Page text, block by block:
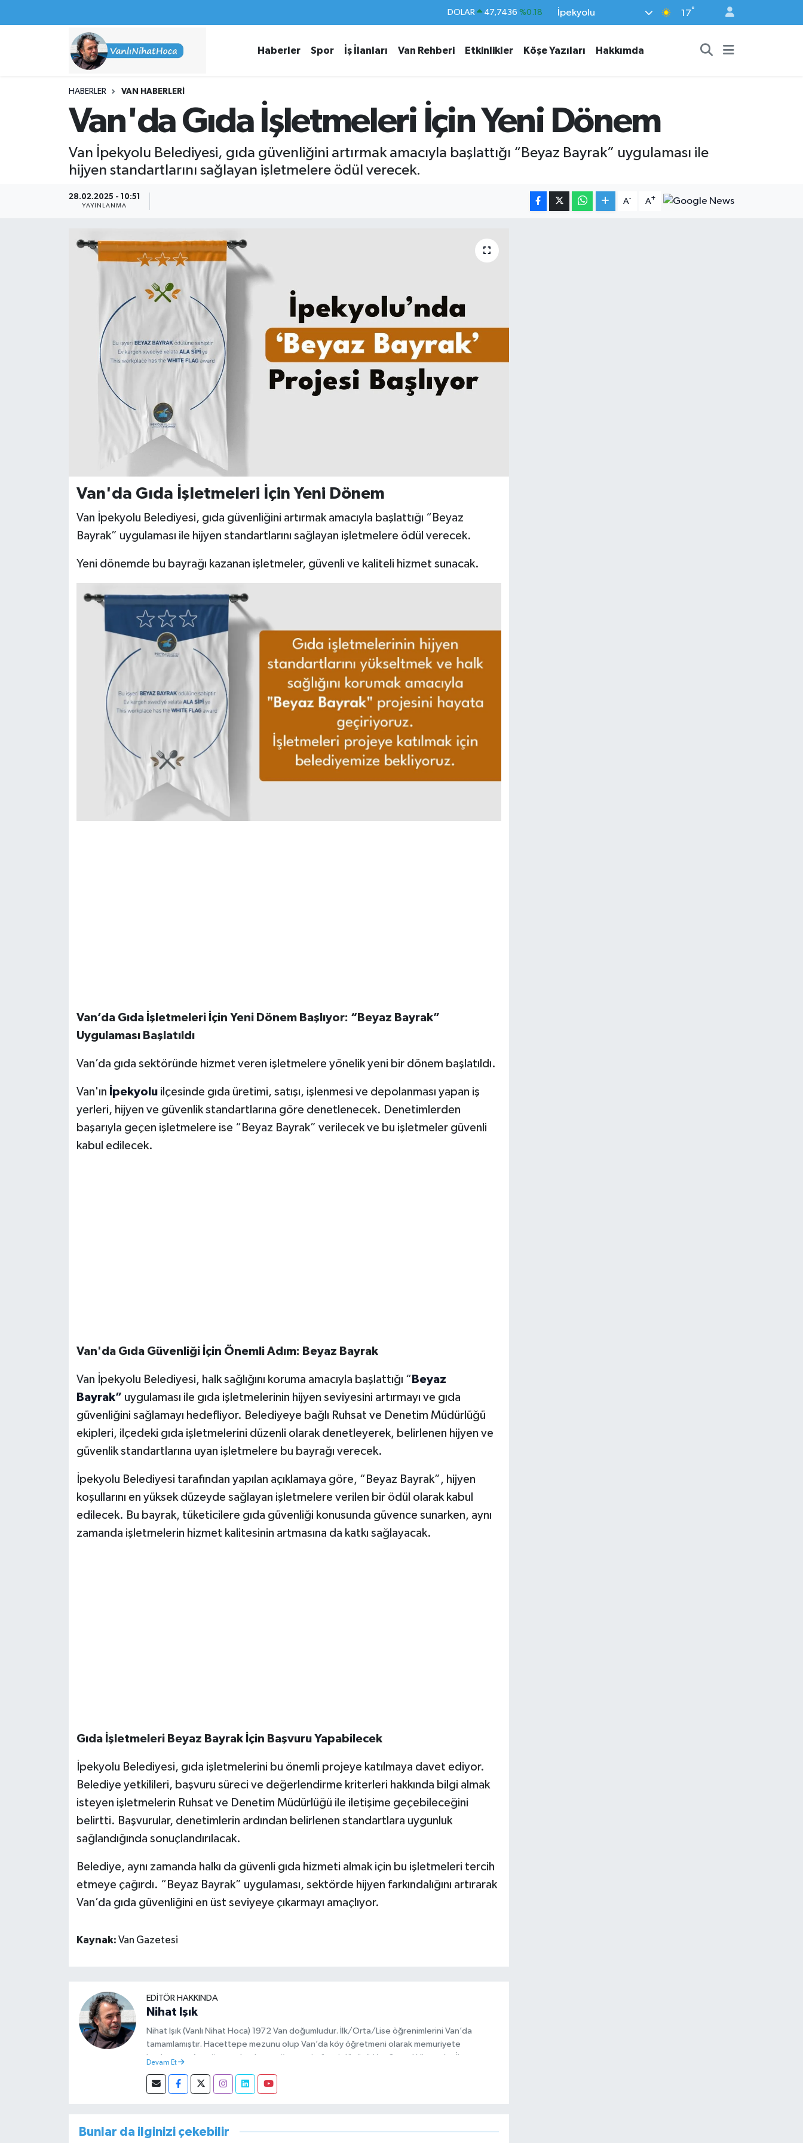
DOLAR 47,7436 %0.18
STERLİN 64,4811 %0.38
BITCOIN 64.960,21 %0.87
İpekyolu 17°
Haberler Spor İş İlanları Van Rehberi Etkinlikler Köşe Yazıları Hakkımda
HABERLER VAN HABERLERI
Van'da Gıda İşletmeleri İçin Yeni Dönem
Van İpekyolu Belediyesi, gıda güvenliğini artırmak amacıyla başlattığı “Beyaz Bayrak” uygulaması ile
hijyen standartlarını sağlayan işletmelere ödül verecek.
28.02.2025 - 10:51
YAYINLANMA
A- A+
Van'da Gıda İşletmeleri İçin Yeni Dönem
Van İpekyolu Belediyesi, gıda güvenliğini artırmak amacıyla başlattığı “Beyaz
Bayrak” uygulaması ile hijyen standartlarını sağlayan işletmelere ödül verecek.
Yeni dönemde bu bayrağı kazanan işletmeler, güvenli ve kaliteli hizmet sunacak.
Van’da Gıda İşletmeleri İçin Yeni Dönem Başlıyor: “Beyaz Bayrak”
Uygulaması Başlatıldı
Van’da gıda sektöründe hizmet veren işletmelere yönelik yeni bir dönem başlatıldı.
Van'ın İpekyoluilçesinde gıda üretimi, satışı, işlenmesi ve depolanması yapan iş
yerleri, hijyen ve güvenlik standartlarına göre denetlenecek. Denetimlerden
başarıyla geçen işletmelere ise “Beyaz Bayrak” verilecek ve bu işletmeler güvenli
kabul edilecek.
Van'da Gıda Güvenliği İçin Önemli Adım: Beyaz Bayrak
Van İpekyolu Belediyesi, halk sağlığını koruma amacıyla başlattığı “ Beyaz
Bayrak” uygulaması ile gıda işletmelerinin hijyen seviyesini artırmayı ve gıda
güvenliğini sağlamayı hedefliyor. Belediyeye bağlı Ruhsat ve Denetim Müdürlüğü
ekipleri, ilçedeki gıda işletmelerini düzenli olarak denetleyerek, belirlenen hijyen ve
güvenlik standartlarına uyan işletmelere bu bayrağı verecek.
İpekyolu Belediyesi tarafından yapılan açıklamaya göre, “Beyaz Bayrak”, hijyen
koşullarını en yüksek düzeyde sağlayan işletmelere verilen bir ödül olarak kabul
edilecek. Bu bayrak, tüketicilere gıda güvenliği konusunda güvence sunarken, aynı
zamanda işletmelerin hizmet kalitesinin artmasına da katkı sağlayacak.
Gıda İşletmeleri Beyaz Bayrak İçin Başvuru Yapabilecek
İpekyolu Belediyesi, gıda işletmelerini bu önemli projeye katılmaya davet ediyor.
Belediye yetkilileri, başvuru süreci ve değerlendirme kriterleri hakkında bilgi almak
isteyen işletmelerin Ruhsat ve Denetim Müdürlüğü ile iletişime geçebileceğini
belirtti. Başvurular, denetimlerin ardından belirlenen standartlara uygunluk
sağlandığında sonuçlandırılacak.
Belediye, aynı zamanda halkı da güvenli gıda hizmeti almak için bu işletmeleri tercih
etmeye çağırdı. “Beyaz Bayrak” uygulaması, sektörde hijyen farkındalığını artırarak
Van’da gıda güvenliğini en üst seviyeye çıkarmayı amaçlıyor.
Kaynak: Van Gazetesi
EDITÖR HAKKINDA
Nihat Işık
Nihat Işık (Vanlı Nihat Hoca) 1972 Van doğumludur. İlk/Orta/Lise öğrenimlerini Van’da
tamamlamıştır. Hacettepe mezunu olup Van’da köy öğretmeni olarak memuriyete
başlamıştır. Asteğmen olarak yaptığı vatani görevi dönüşü Van Sosyal Hizmetler İl
görevini yürütürken istifa edip sosyal medyayı tercih etmiştir.
Devam Et
Bunlar da ilginizi çekebilir
Haberler
İş İlanları
Etkinlikler
Köşe Yazıları
İpekyolu Nöbetçi Eczaneler
İpekyolu Trafik Yoğunluk Haritası
Tüm Manşetler
Son Dakika Haberleri